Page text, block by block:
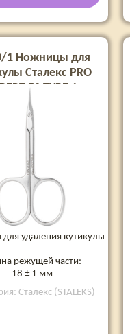
1 Ножницы для
Сталекс PRO
50 TYPE 1
удаления кутикулы
режущей части:
18 ± 1 мм
Сталекс (STALEKS)